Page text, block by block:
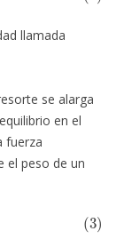
llamada
se alarga
en el
fuerza
el peso de un